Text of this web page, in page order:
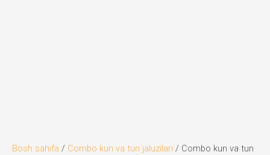
Bosh sahifa / Combo kun va tun jaluzilari / Combo kun va tun